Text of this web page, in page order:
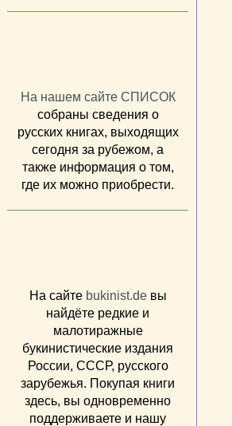
На нашем сайте СПИСОК
собраны сведения о
русских книгах, выходящих
сегодня за рубежом, а
также информация о том,
где их можно приобрести.
На сайте bukinist.deвы
найдёте редкие и
малотиражные
букинистические издания
России, СССР, русского
зарубежья. Покупая книги
здесь, вы одновременно
поддерживаете и нашу